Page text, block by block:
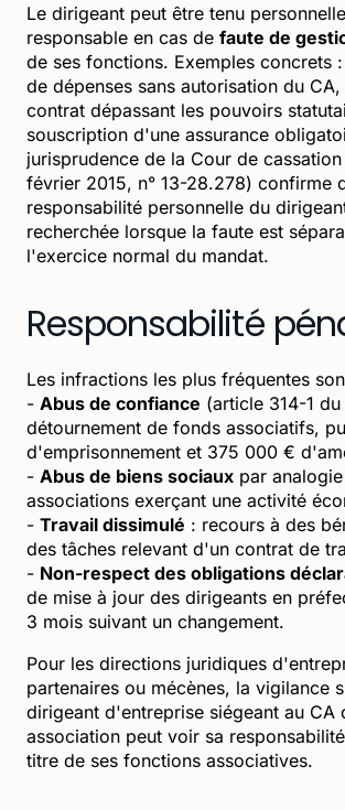
Le dirigeant peut être tenu
responsable en cas de faute de
de ses fonctions. Exemples concrets
de dépenses sans autorisation du
contrat dépassant les pouvoirs
souscription d'une assurance
jurisprudence de la Cour de cassation
février 2015, n° 13-28.278) confirme
responsabilité personnelle du
recherchée lorsque la faute est
l'exercice normal du mandat.
Responsabilité
Les infractions les plus fréquentes
- Abus de confiance (article 314-1
détournement de fonds associatifs,
d'emprisonnement et 375 000 €
- Abus de biens sociaux par
associations exerçant une activité
- Travail dissimulé : recours à des
des tâches relevant d'un contrat de
- Non-respect des obligations
de mise à jour des dirigeants en
3 mois suivant un changement.
Pour les directions juridiques
partenaires ou mécènes, la vigilance
dirigeant d'entreprise siégeant au CA
association peut voir sa
titre de ses fonctions associatives.